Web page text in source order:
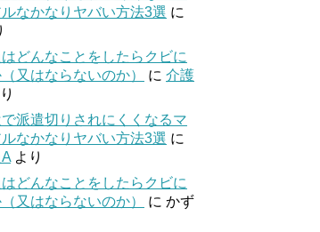
なかなりヤバい方法3選 に
どんなことをしたらクビに
又はならないのか）
に 介護
派遣切りされにくくなるマ
なかなりヤバい方法3選 に
より
どんなことをしたらクビに
又はならないのか）
に かず